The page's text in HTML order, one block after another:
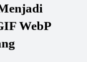
WebP